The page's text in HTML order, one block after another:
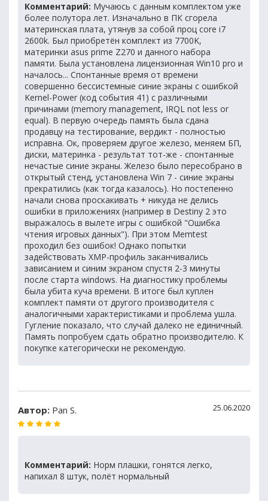
Комментарий: Мучаюсь с данным комплектом уже
более полутора лет. Изначально в ПК сгорела
материнская плата, утянув за собой проц core i7
2600k. Был приобретён комплект из 7700K,
материнки asus prime Z270 и данного набора
памяти. Была установлена лицензионная Win10 pro и
началось... Спонтанные время от времени
совершенно бессистемные синие экраны с ошибкой
Kernel-Power (код события 41) с различными
причинами (memory management, IRQL not less or
equal). В первую очередь память была сдана
продавцу на тестирование, вердикт - полностью
исправна. Ок, проверяем другое железо, меняем БП,
диски, материнка - результат тот-же - спонтанные
нечастые синие экраны. Железо было пересобрано в
открытый стенд, установлена Win 7 - синие экраны
прекратились (как тогда казалось). Но постепенно
начали снова проскакивать + никуда не делись
ошибки в приложениях (например в Destiny 2 это
выражалось в вылете игры с ошибкой "Ошибка
чтения игровых данных"). При этом Memtest
проходил без ошибок! Однако попытки
задействовать XMP-профиль заканчивались
зависанием и синим экраном спустя 2-3 минуты
после старта windows. На диагностику проблемы
была убита куча времени. В итоге был куплен
комплект памяти от другого производителя с
аналогичными характеристиками и проблема ушла.
Гугление показало, что случай далеко не единичный.
Память попробуем сдать обратно производителю. К
покупке категорически не рекомендую.
Автор: Pan S. 25.06.2020
Комментарий: Норм плашки, гонятся легко,
напихал 8 штук, полёт нормальный